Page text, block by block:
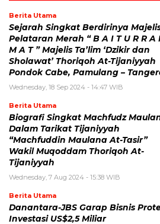
Berita Utama
Sejarah Singkat Berdirinya
Pelataran Merah “ B A I T U R R A
M A T ” Majelis Ta’lim ‘Dzikir dan
Sholawat’ Thoriqoh At-Tijaniyyah
Pondok Cabe, Pamulang –
Wednesday, 18 Sep 2024 - 14:47 WIB
Berita Utama
Biografi Singkat Machfudz
Dalam Tarikat Tijaniyyah
“Machfuddin Maulana At-Tasir”
Wakil Muqoddam Thoriqoh At-
Tijaniyyah
Wednesday, 7 Aug 2024 - 15:38 WIB
Berita Utama
Danantara-JBS Garap Bisnis
Investasi US$2,5 Miliar